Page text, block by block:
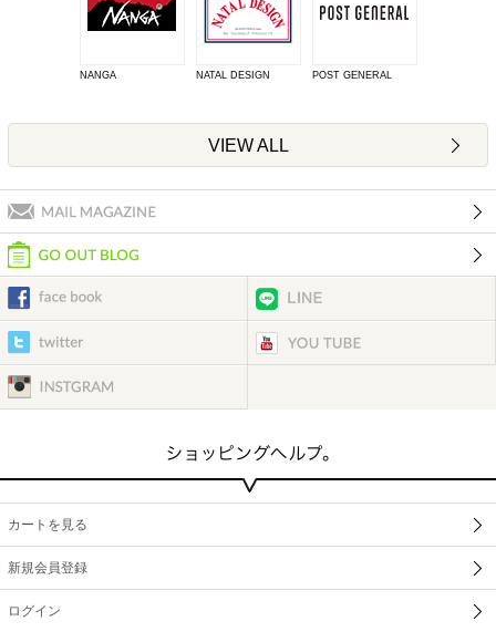
NANGA NATAL DESIGN POST GENERAL
VIEW ALL
カートを見る
新規会員登録
ログイン